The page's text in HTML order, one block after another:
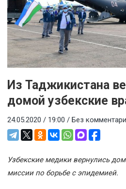
Из Таджикистана
домой узбекские
24.05.2020 / 19:00 / Без
Узбекские медики вернулись
миссии по борьбе с эпидемией.